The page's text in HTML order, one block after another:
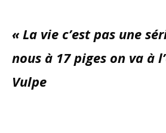
« La vie c’est pas une
nous à 17 piges on va à
Vulpe